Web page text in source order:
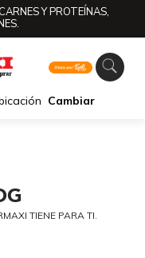
Y PROTEÍNAS,
Cambiar
TIENE PARA TI.